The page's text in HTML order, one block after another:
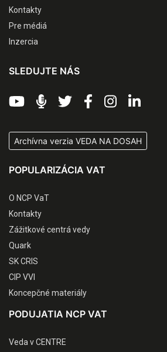
Kontakty
Pre médiá
Inzercia
SLEDUJTE NÁS
Archívna verzia VEDA NA DOSAH
POPULARIZÁCIA VAT
O NCP VaT
Kontakty
Zážitkové centrá vedy
Quark
SK CRIS
CIP VVI
Koncepčné materiály
PODUJATIA NCP VAT
Veda v CENTRE